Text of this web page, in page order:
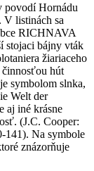
povodí Hornádu
V listinách sa
RICHNAVA
stojaci bájny vták
žiariaceho
činnosťou hút
symbolom slnka,
Welt der
aj iné krásne
(J.C. Cooper:
141). Na symbole
znázorňuje